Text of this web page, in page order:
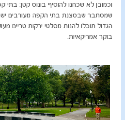
וכמובן לא שכחנו להוסיף בונוס קטן: בתי
שמסתבר שבסצנת בתי הקפה מעורבים
הגדול תוכלו להנות מסלטי ירקות טריים
בוקר אמריקאיות.